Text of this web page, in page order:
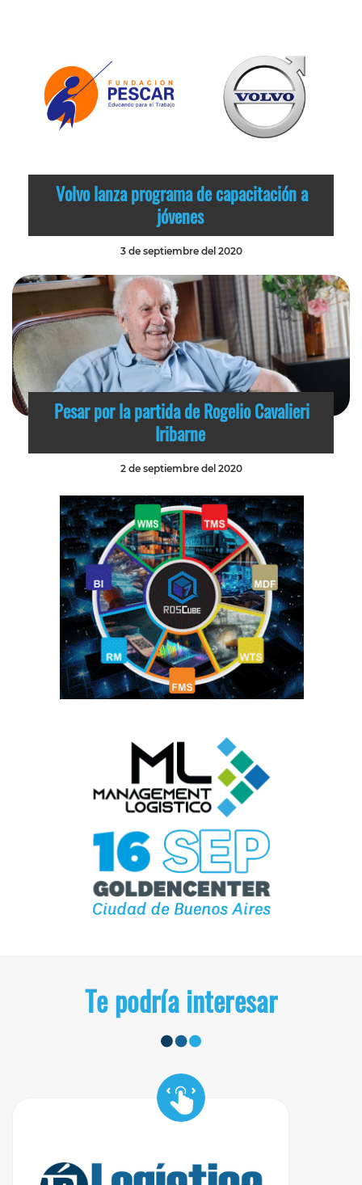
Volvo lanza programa de capacitación a
jóvenes
3 de septiembre del 2020
Pesar por la partida de Rogelio Cavalieri
Iribarne
2 de septiembre del 2020
Te podría interesar